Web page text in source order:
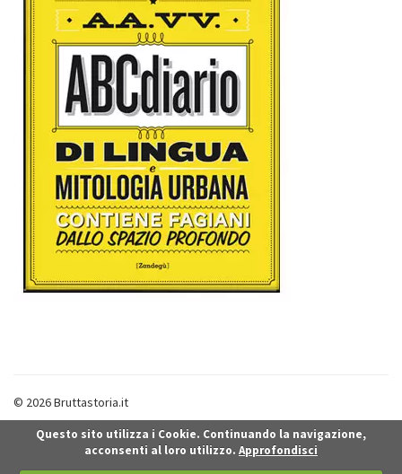
© 2026 Bruttastoria.it
Questo sito utilizza i Cookie. Continuando la navigazione,
acconsenti al loro utilizzo. Approfondisci